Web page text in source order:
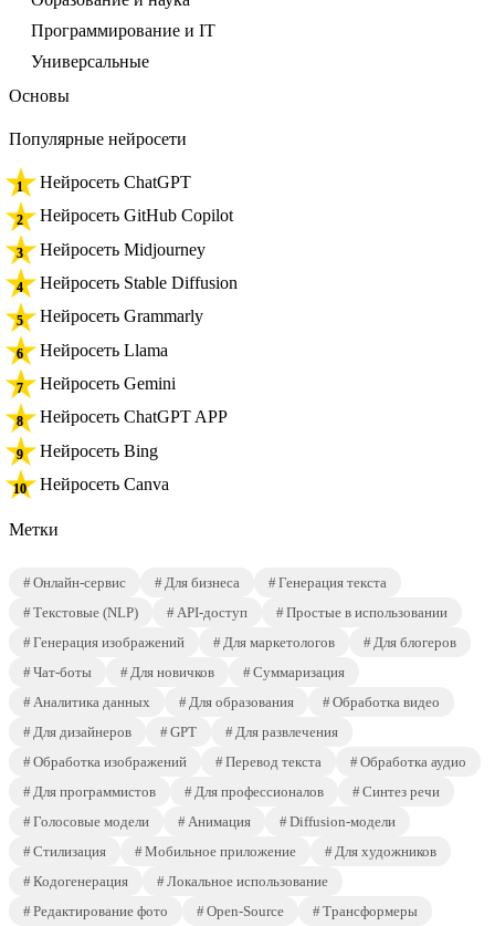
Программирование и IT
Универсальные
Основы
Популярные нейросети
Нейросеть ChatGPT
Нейросеть GitHub Copilot
Нейросеть Midjourney
Нейросеть Stable Diffusion
Нейросеть Grammarly
Нейросеть Llama
Нейросеть Gemini
Нейросеть ChatGPT APP
Нейросеть Bing
Нейросеть Canva
Метки
Онлайн-сервис Для бизнеса
Генерация текста
Текстовые (NLP)
API-доступ
Простые в использовании
Генерация изображений
Для маркетологов
Для блогеров
Чат-боты
Для новичков
Суммаризация
Аналитика данных
Для образования
Обработка видео
Для дизайнеров
GPT
Для развлечения
Обработка изображений
Перевод текста
Обработка аудио
Для программистов
Для профессионалов
Синтез речи
Голосовые модели
Анимация
Diffusion-модели
Стилизация
Мобильное приложение
Для художников
Кодогенерация
Локальное использование
Редактирование фото
Open-Source
Трансформеры